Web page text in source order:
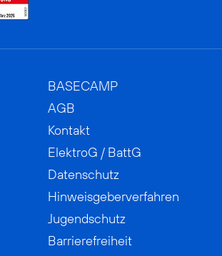
BASECAMP
AGB
Kontakt
ElektroG / BattG
Datenschutz
Hinweisgeberverfahren
Jugendschutz
Barrierefreiheit